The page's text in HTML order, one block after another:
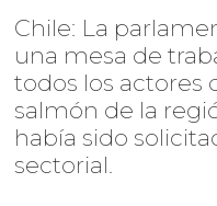
Chile: La
una mesa de
todos los actores
salmón de la
había sido
sectorial.